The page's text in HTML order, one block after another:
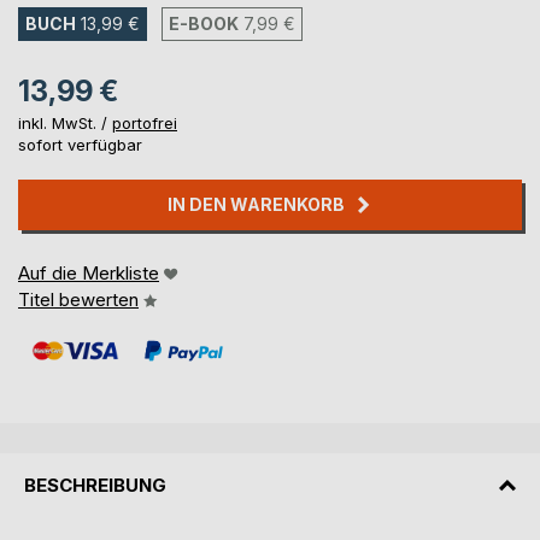
BUCH 13,99 € E-BOOK 7,99 €
13,99 €
inkl. MwSt. / portofrei
sofort verfügbar
IN DEN WARENKORB
Auf die Merkliste
Titel bewerten
BESCHREIBUNG